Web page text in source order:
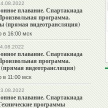
плавание. Спартакиада
программа.
(прямая видеотрансляция)
в 16:00 мск
плавание. Спартакиада
программа.
видеотрансляция)
в 11:00 мск
плавание. Спартакиада
программы